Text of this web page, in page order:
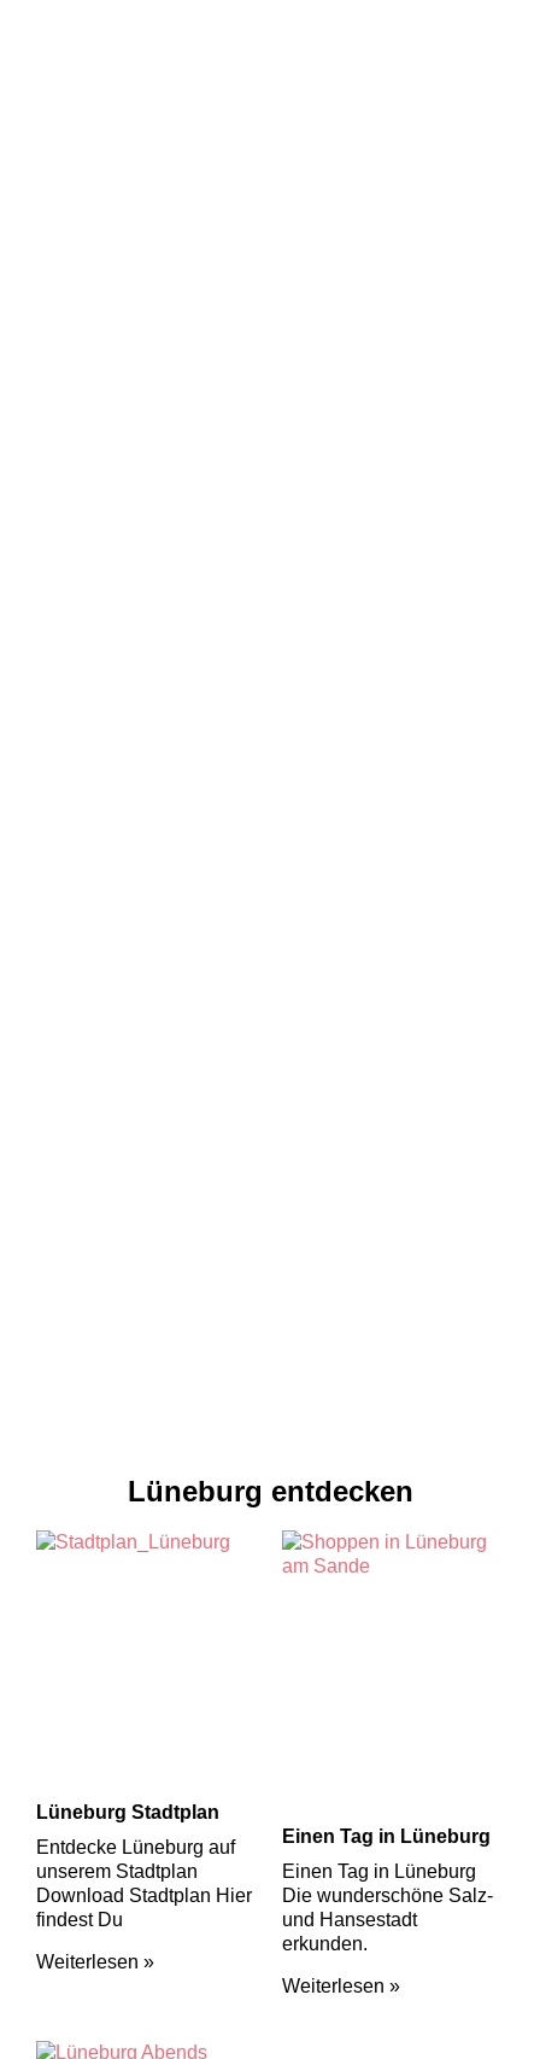
Lüneburg entdecken
Lüneburg Stadtplan
Entdecke Lüneburg auf
unserem Stadtplan
Download Stadtplan Hier
findest Du
Weiterlesen »
Einen Tag in Lüneburg
Einen Tag in Lüneburg
Die wunderschöne Salz-
und Hansestadt
erkunden.
Weiterlesen »